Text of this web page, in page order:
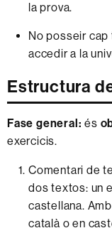
la prova.
No posseir
accedir a la
Estructura
Fase general: és
exercicis.
Comentari de
dos textos: un
castellana.
català o en